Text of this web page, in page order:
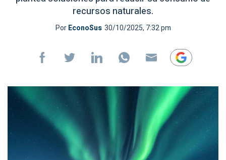
recursos naturales.
PorEconoSus 30/10/2025, 7:32 pm